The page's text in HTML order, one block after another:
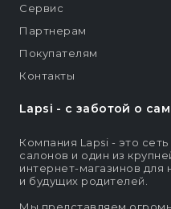
Lapsi - c заботой о
Компания Lapsi - это
салонов и один из
интернет-магазинов
и будущих родителей.
Сервис
Партнерам
Покупателям
Контакты